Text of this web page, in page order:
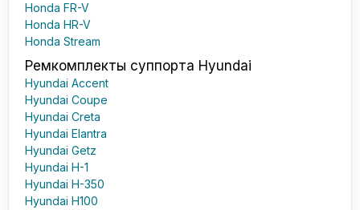
Honda FR-V
Honda HR-V
Honda Stream
Ремкомплекты суппорта Hyundai
Hyundai Accent
Hyundai Coupe
Hyundai Creta
Hyundai Elantra
Hyundai Getz
Hyundai H-1
Hyundai H-350
Hyundai H100